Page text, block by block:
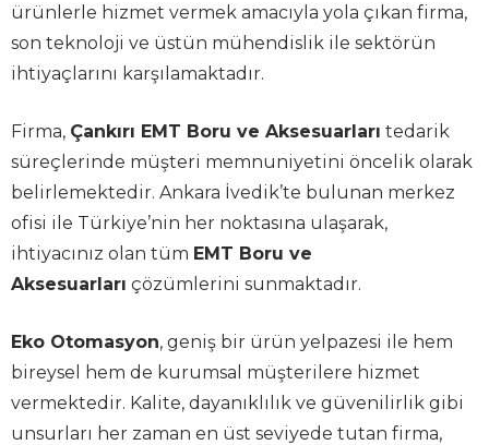
ürünlerle hizmet vermek amacıyla yola çıkan firma,
son teknoloji ve üstün mühendislik ile sektörün
ihtiyaçlarını karşılamaktadır.
Firma, Çankırı EMT Boru ve Aksesuarları tedarik
süreçlerinde müşteri memnuniyetini öncelik olarak
belirlemektedir. Ankara İvedik’te bulunan merkez
ofisi ile Türkiye’nin her noktasına ulaşarak,
ihtiyacınız olan tüm EMT Boru ve
Aksesuarları çözümlerini sunmaktadır.
Eko Otomasyon, geniş bir ürün yelpazesi ile hem
bireysel hem de kurumsal müşterilere hizmet
vermektedir. Kalite, dayanıklılık ve güvenilirlik gibi
unsurları her zaman en üst seviyede tutan firma,